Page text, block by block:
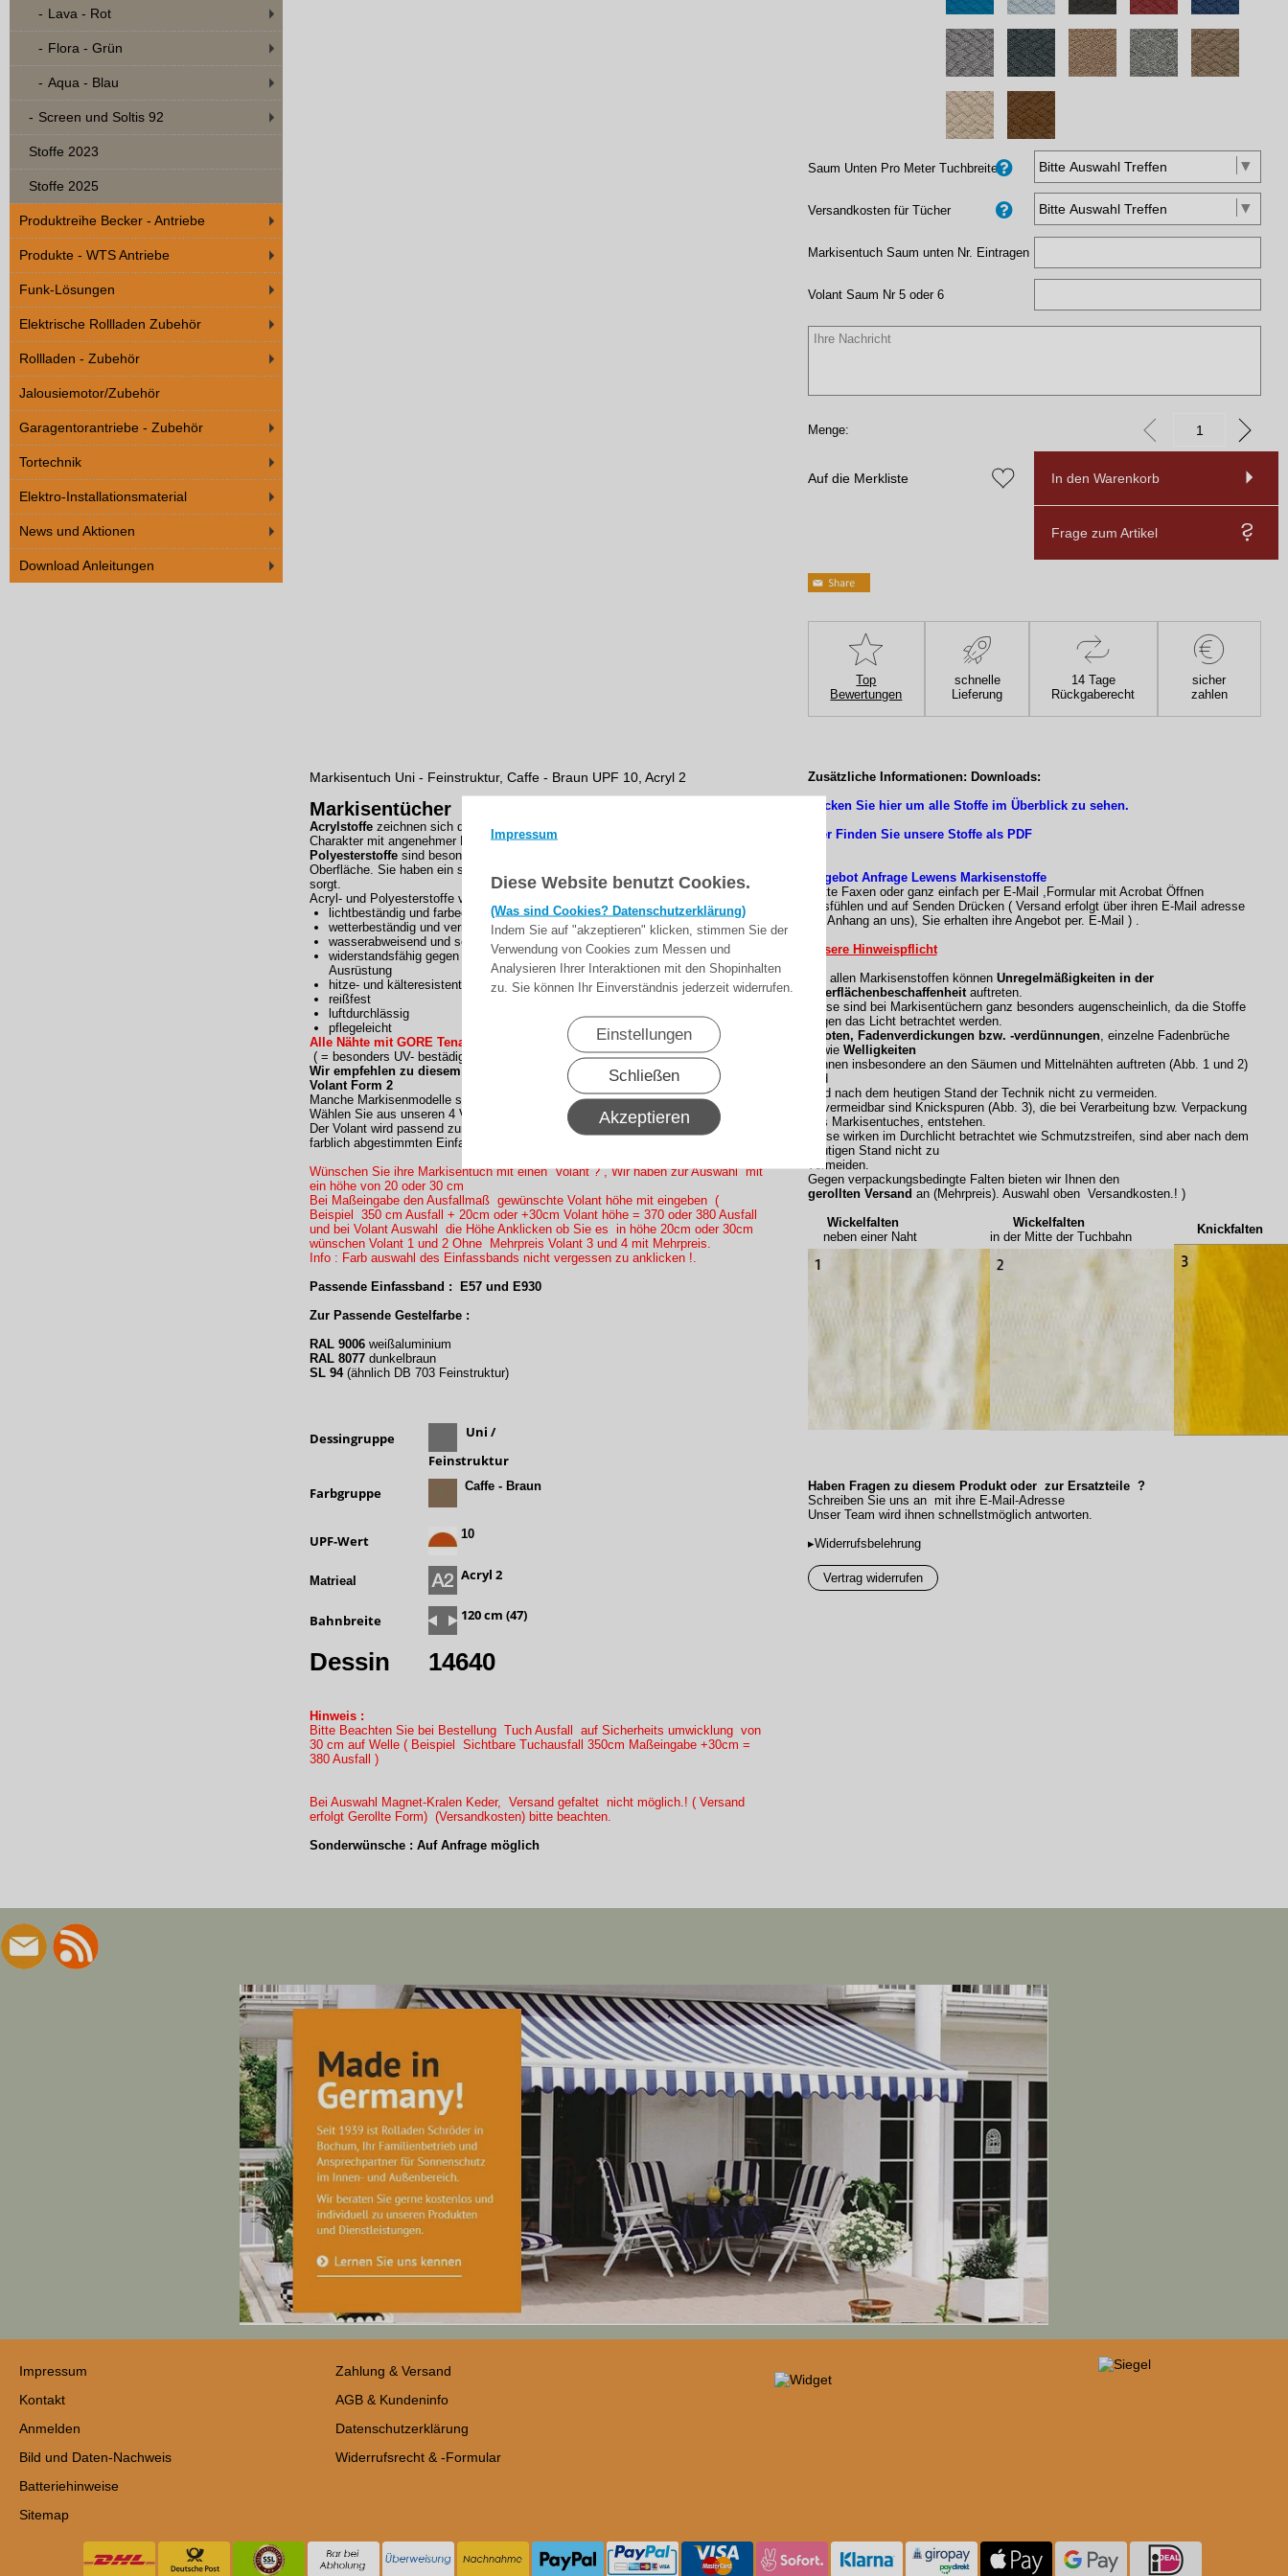
Impressum
Diese Website benutzt Cookies.
(Was sind Cookies? Datenschutzerklärung)
Indem Sie auf "akzeptieren" klicken, stimmen Sie der
Verwendung von Cookies zum Messen und
Analysieren Ihrer Interaktionen mit den Shopinhalten
zu. Sie können Ihr Einverständnis jederzeit widerrufen.
Einstellungen
Schließen
Akzeptieren
Lava - Rot
Flora - Grün
Aqua - Blau
Screen und Soltis 92
Stoffe 2023
Stoffe 2025
Produktreihe Becker - Antriebe
Produkte - WTS Antriebe
Funk-Lösungen
Elektrische Rollladen Zubehör
Rollladen - Zubehör
Jalousiemotor/Zubehör
Garagentorantriebe - Zubehör
Tortechnik
Elektro-Installationsmaterial
News und Aktionen
Download Anleitungen
Saum Unten Pro Meter Tuchbreite
Versandkosten für Tücher
Markisentuch Saum unten Nr. Eintragen
Volant Saum Nr 5 oder 6
Menge:
Auf die Merkliste In den Warenkorb
Frage zum Artikel
Top
Bewertungen
schnelle
Lieferung
14 Tage
Rückgaberecht
sicher
zahlen
Markisentuch Uni - Feinstruktur, Caffe - Braun UPF 10, Acryl 2
Markisentücher
Acrylstoffe zeichnen sich durch außergewöhnliche Haltbarkeit und einen textlilen
Charakter mit angenehmer Haptik aus.
Polyesterstoffe sind besonders elastisch und haben eine angenehm flauschige
Oberfläche. Sie haben ein sehr gutes Rückstellverhalten, das für ein glattes Tuch
sorgt.
Acryl- und Polyesterstoffe von Lewens sind:
lichtbeständig und farbecht
wetterbeständig und verrottungsfest
wasserabweisend und schnell trocknend
widerstandsfähig gegen Umwelteinflüsse durch Teflon-bzw. Cleangard-
Ausrüstung
hitze- und kälteresistent
reißfest
luftdurchlässig
pflegeleicht
Alle Nähte mit GORE Tenara CLEAR Nähfaden konfektioniert !
( = besonders UV- bestädig und reißfest. )
Wir empfehlen zu diesem Dessin:
Volant Form 2
Manche Markisenmodelle sind nur mit einem Volant vollständig.
Wählen Sie aus unseren 4 Volantformen.
Der Volant wird passend zum Rapport des Dessins geschnitten und mit dem
farblich abgestimmten Einfassband abgeschlossen.
Wünschen Sie ihre Markisentuch mit einen Volant ? , Wir haben zur Auswahl mit
ein höhe von 20 oder 30 cm
Bei Maßeingabe den Ausfallmaß gewünschte Volant höhe mit eingeben (
Beispiel 350 cm Ausfall + 20cm oder +30cm Volant höhe = 370 oder 380 Ausfall
und bei Volant Auswahl die Höhe Anklicken ob Sie es in höhe 20cm oder 30cm
wünschen Volant 1 und 2 Ohne Mehrpreis Volant 3 und 4 mit Mehrpreis.
Info : Farb auswahl des Einfassbands nicht vergessen zu anklicken !.
Passende Einfassband : E57 und E930
Zur Passende Gestelfarbe :
RAL 9006 weißaluminium
RAL 8077 dunkelbraun
SL 94(ähnlich DB 703 Feinstruktur)
Dessingruppe
Uni /
Feinstruktur
Farbgruppe
Caffe - Braun
UPF-Wert 10
Matrieal Acryl 2
Bahnbreite 120 cm (47)
Dessin 14640
Hinweis :
Bitte Beachten Sie bei Bestellung Tuch Ausfall auf Sicherheits umwicklung von
30 cm auf Welle ( Beispiel Sichtbare Tuchausfall 350cm Maßeingabe +30cm =
380 Ausfall )
Bei Auswahl Magnet-Kralen Keder, Versand gefaltet nicht möglich.! ( Versand
erfolgt Gerollte Form) (Versandkosten) bitte beachten.
Sonderwünsche : Auf Anfrage möglich
Zusätzliche Informationen: Downloads:
Klicken Sie hier um alle Stoffe im Überblick zu sehen.
Hier Finden Sie unsere Stoffe als PDF
Angebot Anfrage Lewens Markisenstoffe
(Bitte Faxen oder ganz einfach per E-Mail ,Formular mit Acrobat Öffnen
Ausfühlen und auf Senden Drücken ( Versand erfolgt über ihren E-Mail adresse
als Anhang an uns), Sie erhalten ihre Angebot per. E-Mail ) .
Unsere Hinweispflicht
Bei allen Markisenstoffen könnenUnregelmäßigkeiten in der
Oberflächenbeschaffenheitauftreten.
Diese sind bei Markisentüchern ganz besonders augenscheinlich, da die Stoffe
gegen das Licht betrachtet werden.
Knoten, Fadenverdickungen bzw. -verdünnungen, einzelne Fadenbrüche
sowie Welligkeiten
können insbesondere an den Säumen und Mittelnähten auftreten (Abb. 1 und 2)
und
sind nach dem heutigen Stand der Technik nicht zu vermeiden.
Unvermeidbar sind Knickspuren (Abb. 3), die bei Verarbeitung bzw. Verpackung
des Markisentuches, entstehen.
Diese wirken im Durchlicht betrachtet wie Schmutzstreifen, sind aber nach dem
heutigen Stand nicht zu
vermeiden.
Gegen verpackungsbedingte Falten bieten wir Ihnen den
gerollten Versand an (Mehrpreis). Auswahl oben Versandkosten.! )
Wickelfalten
neben einer Naht
Wickelfalten
in der Mitte der Tuchbahn
Knickfalten
Haben Fragen zu diesem Produkt oder zur Ersatzteile ?
Schreiben Sie uns an mit ihre E-Mail-Adresse
Unser Team wird ihnen schnellstmöglich antworten.
▸Widerrufsbelehrung
Vertrag widerrufen
Impressum
Kontakt
Anmelden
Bild und Daten-Nachweis
Batteriehinweise
Sitemap
Zahlung & Versand
AGB & Kundeninfo
Datenschutzerklärung
Widerrufsrecht & -Formular